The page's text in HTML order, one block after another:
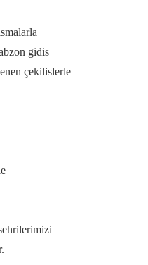
gidis
çekilislerle